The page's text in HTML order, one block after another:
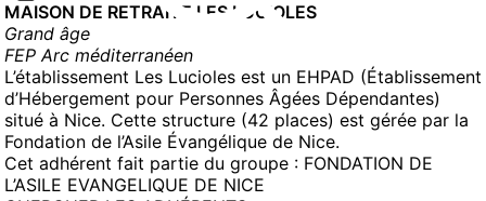
MAISON DE RETRAITE LES LUCIOLES
Grand âge
FEP Arc méditerranéen
L’établissement Les Lucioles est un EHPAD (Établissement
d’Hébergement pour Personnes Âgées Dépendantes)
situé à Nice. Cette structure (42 places) est gérée par la
Fondation de l’Asile Évangélique de Nice.
Cet adhérent fait partie du groupe : FONDATION DE
L’ASILE EVANGELIQUE DE NICE